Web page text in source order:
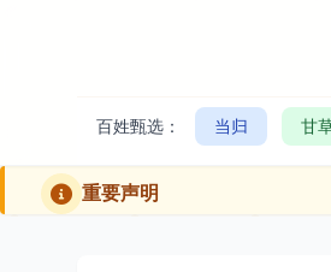
百姓甄选： 当归 甘
重要声明